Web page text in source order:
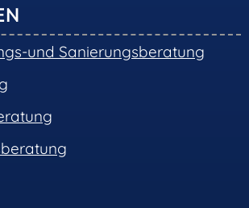
und Sanierungsberatung